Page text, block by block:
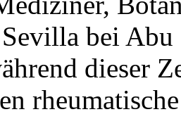
bei
dieser